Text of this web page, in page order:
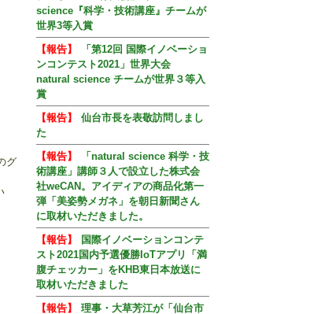
グ
science『科学・技術講座』チームが
世界3等入賞
【報告】
「第12回 国際イノベーショ
ンコンテスト2021」世界大会
natural science チームが世界３等入
賞
【報告】
仙台市長を表敬訪問しまし
た
【報告】
「natural science 科学・技
術講座」講師３人で設立した株式会
社weCAN。アイディアの商品化第一
弾「美姿勢メガネ」を朝日新聞さん
に取材いただきました。
【報告】
国際イノベーションコンテ
スト2021国内予選優勝IoTアプリ「満
腹チェッカー」をKHB東日本放送に
取材いただきました
【報告】
理事・大草芳江が「仙台市